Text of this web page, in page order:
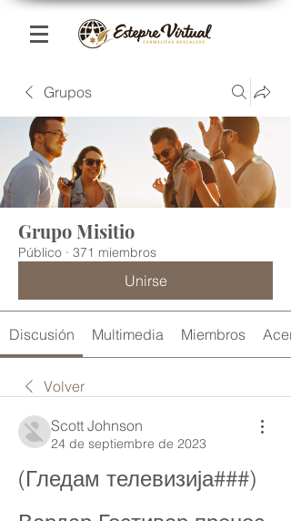
Grupos
Grupo Misitio
Público · 371 miembros
Unirse
Discusión Multimedia Miembros
Volver
Scott Johnson
24 de septiembre de 2023
(Гледам телевизија###)